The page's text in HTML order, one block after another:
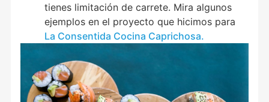
tienes limitación de carrete. Mira algunos
ejemplos en el proyecto que hicimos para
La Consentida Cocina Caprichosa.